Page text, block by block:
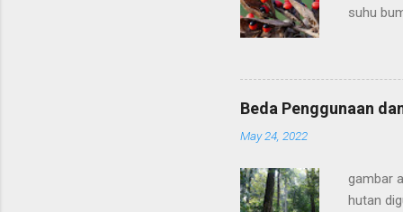
suhu
banyak
adalah
abrin
Beda Penggunaan
May 24, 2022
gambar
hutan